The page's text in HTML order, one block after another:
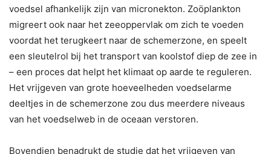
voedsel afhankelijk zijn van micronekton. Zoöplankton
migreert ook naar het zeeoppervlak om zich te voeden
voordat het terugkeert naar de schemerzone, en speelt
een sleutelrol bij het transport van koolstof diep de zee in
– een proces dat helpt het klimaat op aarde te reguleren.
Het vrijgeven van grote hoeveelheden voedselarme
deeltjes in de schemerzone zou dus meerdere niveaus
van het voedselweb in de oceaan verstoren.
Bovendien benadrukt de studie dat het vrijgeven van